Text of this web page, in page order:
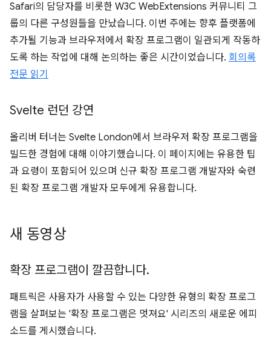
Safari의 담당자를 비롯한 W3C WebExtensions 커뮤니티 그
룹의 다른 구성원들을 만났습니다. 이번 주에는 향후 플랫폼에
추가될 기능과 브라우저에서 확장 프로그램이 일관되게 작동하
도록 하는 작업에 대해 논의하는 좋은 시간이었습니다. 회의록
전문 읽기
Svelte 런던 강연
올리버 터너는 Svelte London에서 브라우저 확장 프로그램을
빌드한 경험에 대해 이야기했습니다. 이 페이지에는 유용한 팁
과 요령이 포함되어 있으며 신규 확장 프로그램 개발자와 숙련
된 확장 프로그램 개발자 모두에게 유용합니다.
새 동영상
확장 프로그램이 깔끔합니다.
패트릭은 사용자가 사용할 수 있는 다양한 유형의 확장 프로그
램을 살펴보는 '확장 프로그램은 멋져요' 시리즈의 새로운 에피
소드를 게시했습니다.